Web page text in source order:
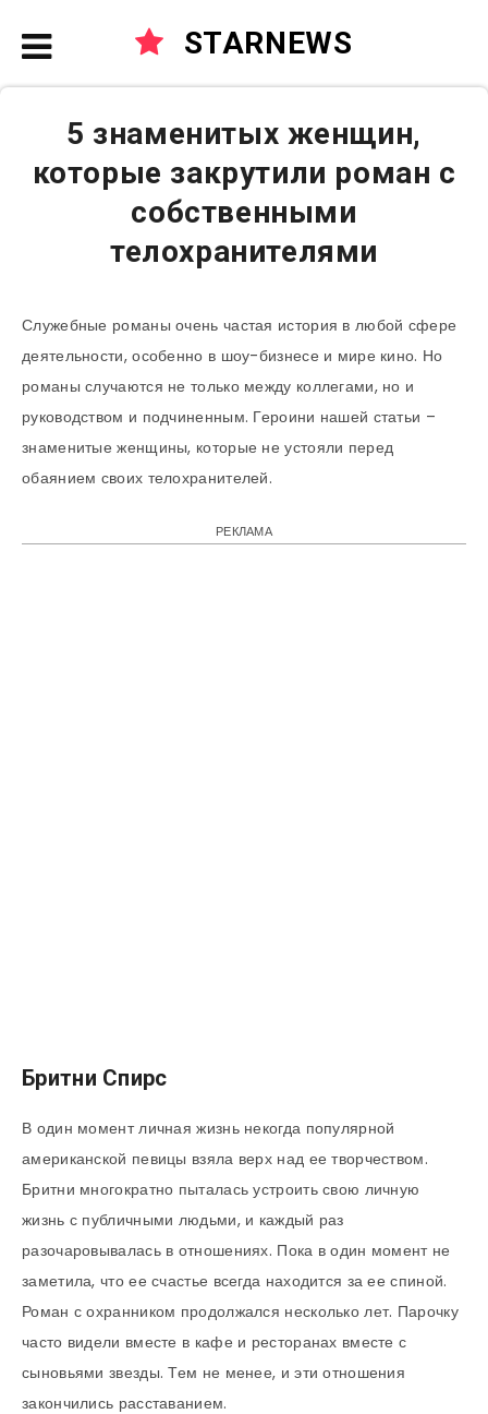
STARNEWS
5 знаменитых женщин,
которые закрутили роман с
собственными
телохранителями
Служебные романы очень частая история в любой сфере
деятельности, особенно в шоу-бизнесе и мире кино. Но
романы случаются не только между коллегами, но и
руководством и подчиненным. Героини нашей статьи –
знаменитые женщины, которые не устояли перед
обаянием своих телохранителей.
РЕКЛАМА
Бритни Спирс
В один момент личная жизнь некогда популярной
американской певицы взяла верх над ее творчеством.
Бритни многократно пыталась устроить свою личную
жизнь с публичными людьми, и каждый раз
разочаровывалась в отношениях. Пока в один момент не
заметила, что ее счастье всегда находится за ее спиной.
Роман с охранником продолжался несколько лет. Парочку
часто видели вместе в кафе и ресторанах вместе с
сыновьями звезды. Тем не менее, и эти отношения
закончились расставанием.